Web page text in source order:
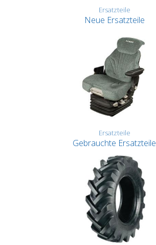
Ersatzteile
Neue Ersatzteile
Ersatzteile
Gebrauchte Ersatzteile